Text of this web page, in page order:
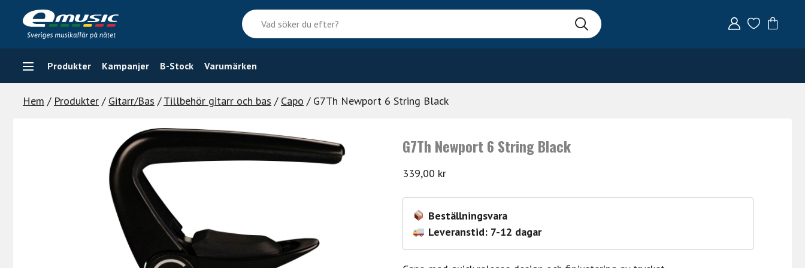
content
Vad
söker
du
efter?
Produkter Kampanjer B-Stock Varumärken
Hem / Produkter / Gitarr/Bas /Tillbehör gitarr och bas / Capo / G7Th Newport 6 String Black
G7Th Newport 6 String Black
339,00 kr
Beställningsvara
Leveranstid: 7-12 dagar